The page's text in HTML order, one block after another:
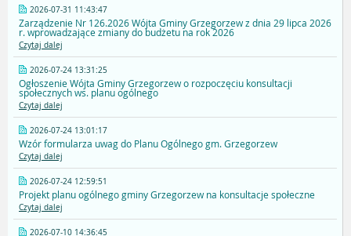
2026-07-31 11:43:47
Zarządzenie Nr 126.2026 Wójta Gminy Grzegorzew z dnia 29 lipca 2026
r. wprowadzające zmiany do budżetu na rok 2026
Czytaj dalej
2026-07-24 13:31:25
Ogłoszenie Wójta Gminy Grzegorzew o rozpoczęciu konsultacji
społecznych ws. planu ogólnego
Czytaj dalej
2026-07-24 13:01:17
Wzór formularza uwag do Planu Ogólnego gm. Grzegorzew
Czytaj dalej
2026-07-24 12:59:51
Projekt planu ogólnego gminy Grzegorzew na konsultacje społeczne
Czytaj dalej
2026-07-10 14:36:45